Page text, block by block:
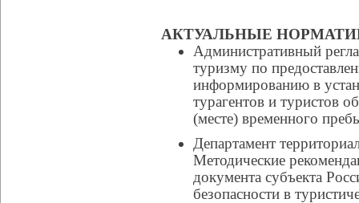
АКТУАЛЬНЫЕ
Административный
туризму по
информированию в
турагентов и туристов
(месте) временного
Департамент
Методические
документа субъекта
безопасности в